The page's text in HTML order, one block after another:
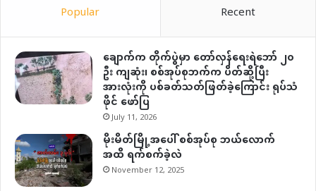
Popular Recent
ချောက်က တိုက်ပွဲမှာ တော်လှန်ရေးရဲဘော် ၂၀
ဦး ကျဆုံး၊ စစ်အုပ်စုဘက်က ပိတ်ဆို့ပြီး
အားလုံးကို ပစ်ခတ်သတ်ဖြတ်ခဲ့ကြောင်း ရုပ်သံ
ဖိုင် ဖော်ပြ
July 11, 2026
မိုးမိတ်မြို့အပေါ် စစ်အုပ်စု ဘယ်လောက်
အထိ ရက်စက်ခဲ့လဲ
November 12, 2025